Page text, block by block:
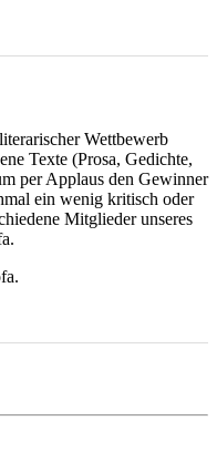
Wettbewerb
Texte (Prosa, Gedichte,
per Applaus den Gewinner
ein wenig kritisch oder
Mitglieder unseres